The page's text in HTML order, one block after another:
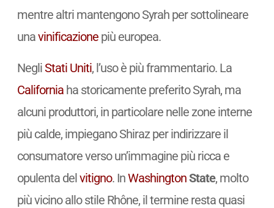
mentre altri mantengono Syrah per sottolineare
unavinificazionepiù europea.
NegliStati Uniti, l’uso è più frammentario. La
Californiaha storicamente preferito Syrah, ma
alcuni produttori, in particolare nelle zone interne
più calde, impiegano Shiraz per indirizzare il
consumatore verso un’immagine più ricca e
opulenta delvitigno. InWashingtonState, molto
più vicino allo stile Rhône, il termine resta quasi